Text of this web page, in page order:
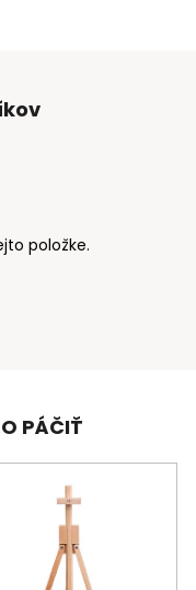
položke.
PÁČIŤ